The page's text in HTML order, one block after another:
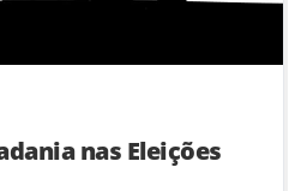
nas Eleições